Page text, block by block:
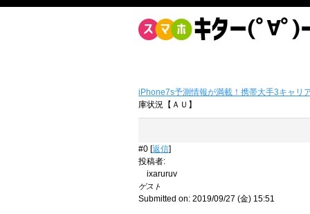
iPhone7s予測情報が満載！携帯大手3キャリ
庫状況【ＡＵ】
#0 [返信]
投稿者:
ixaruruv
ゲスト
Submitted on: 2019/09/27 (金) 15:51